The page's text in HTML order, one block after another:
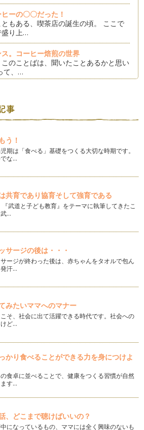
ーの〇〇だった！
もある、喫茶店の誕生の頃。 ここで
盛り上…
。コーヒー焙煎の世界
このことばは、聞いたことあるかと思い
て、…
を抜いた後のコーヒー。 つまりカフ
、皆さ…
お店ってどこ？
のが、「喫茶店にカフェインレスコー
とでした。 …
トコーヒーとリキッドコーヒーが出来
をすぐ飲みたい！！ 冷蔵庫に入ってい
んて最高！ …
ーロッパ、ロンドンと言えば、紅茶VS
いうと、あなたはどちらをイメージし
は、…
ュニケーションツール！世界の文豪も
あるカフェ、喫茶店。 最初に出来た
ン…
ルティコーヒーとはどんなコーヒー？
ようになった、「スペシャルティコー
と聞…
オ・レとカプチーノの違いはここ！
ーヒーではあるけれど、カフェ・ラテと
ーノの違いっ…
ら！
いつ見つかったのか！？ コーヒーの
重要な…
う！
期は「食べる」基礎をつくる大切な時期です。
な…
共育であり協育そして強育である
『武道と子ども教育』をテーマに執筆してきたこ
…
サージの後は・・・
ージが終わった後は、赤ちゃんをタオルで包ん
汗…
みたいママへのマナー
そ、社会に出て活躍できる時代です。社会への
ど…
かり食べることができる力を身につけよ
食卓に並べることで、健康をつくる習慣が自然
す…
、どこまで聴けばいいの？
になっているもの、ママには全く興味のないも